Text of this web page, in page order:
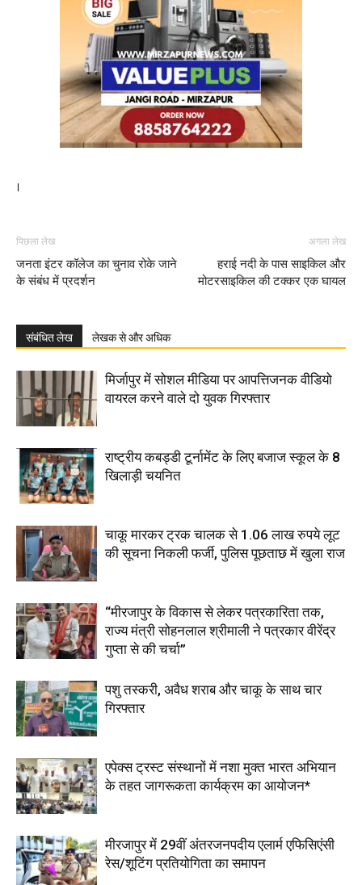
।
पिछला लेख
जनता इंटर कॉलेज का चुनाव रोके जाने
के संबंध में प्रदर्शन
अगला लेख
हराई नदी के पास साइकिल और
मोटरसाइकिल की टक्कर एक घायल
संबंधित लेख लेखक से और अधिक
मिर्जापुर में सोशल मीडिया पर आपत्तिजनक वीडियो
वायरल करने वाले दो युवक गिरफ्तार
राष्ट्रीय कबड्डी टूर्नामेंट के लिए बजाज स्कूल के 8
खिलाड़ी चयनित
चाकू मारकर ट्रक चालक से 1.06 लाख रुपये लूट
की सूचना निकली फर्जी, पुलिस पूछताछ में खुला राज
“मीरजापुर के विकास से लेकर पत्रकारिता तक,
राज्य मंत्री सोहनलाल श्रीमाली ने पत्रकार वीरेंद्र
गुप्ता से की चर्चा”
पशु तस्करी, अवैध शराब और चाकू के साथ चार
गिरफ्तार
एपेक्स ट्रस्ट संस्थानों में नशा मुक्त भारत अभियान
के तहत जागरूकता कार्यक्रम का आयोजन*
मीरजापुर में 29वीं अंतरजनपदीय एलार्म एफिसिएंसी
रेस/शूटिंग प्रतियोगिता का समापन